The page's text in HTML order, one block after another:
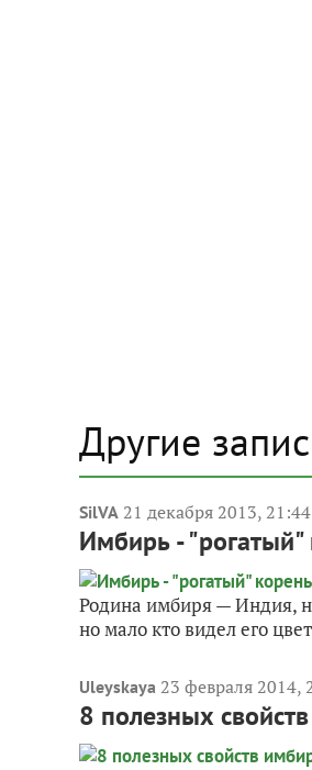
Другие
SilVA 21 декабря 2013, 21:44
Имбирь - "рогатый"
Родина имбиря — Индия,
но мало кто видел его
Uleyskaya 23 февраля 2014,
8 полезных